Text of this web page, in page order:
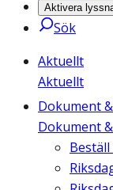
Aktivera
Sök
Aktuellt
Aktuellt
Dokument
Dokument